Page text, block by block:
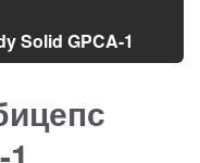
Solid GPCA-1